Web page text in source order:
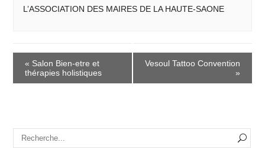
L’ASSOCIATION DES MAIRES DE LA HAUTE-SAONE
E
n
a
i
« Salon Bien-etre et
thérapies holistiques
Vesoul Tattoo Convention
»